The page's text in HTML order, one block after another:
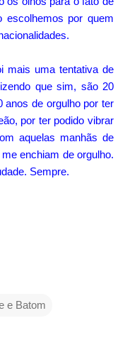
escolhemos por quem
mais uma tentativa de
que sim, são 20
anos de orgulho por ter
por ter podido vibrar
aquelas manhãs de
enchiam de orgulho.
Sempre.
e Batom